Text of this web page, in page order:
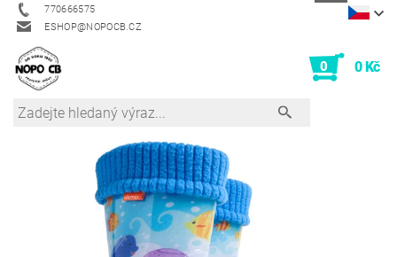
770666575
ESHOP@NOPOCB.CZ
0 0 Kč